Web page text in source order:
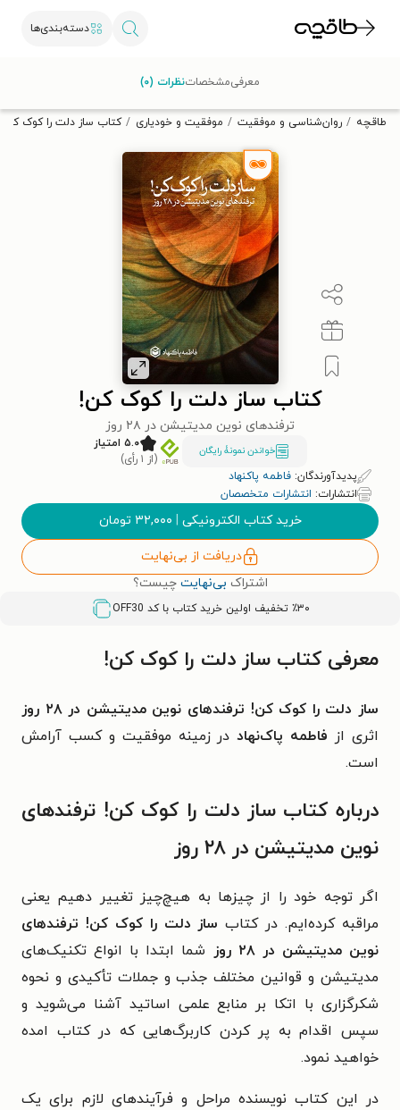
دسته‌بندی‌ها
تخفیف از طاقچه دریافت کن.
طاقچه روان‌شناسی و موفقیت موفقیت و خودیاری کتاب ساز دلت را کوک کن!
کتاب ساز دلت را کوک کن!
ترفندهای نوین مدیتیشن در ۲۸ روز
خواندن نمونۀ رایگان
۵.۰ امتیاز
(از ۱ رأی)
پدیدآورندگان: فاطمه پاکنهاد
انتشارات: انتشارات متخصصان
خرید کتاب الکترونیکی | ۳۲,۰۰۰ تومان
دریافت از بی‌نهایت
اشتراک بی‌نهایت چیست؟
٪۳۰ تخفیف اولین خرید کتاب با کد OFF30
معرفیمشخصاتنظرات (۰)
معرفی کتاب ساز دلت را کوک کن!
ساز دلت را کوک کن! ترفندهای نوین مدیتیشن در ۲۸ روز
اثری از فاطمه پاک‌نهاددر زمینه موفقیت و کسب آرامش
است.
درباره کتاب ساز دلت را کوک کن! ترفندهای
نوین مدیتیشن در ۲۸ روز
اگر توجه خود را از چیزها به هیچ‌چیز تغییر دهیم یعنی
مراقبه کرده‌ایم. در کتابساز دلت را کوک کن! ترفندهای
نوین مدیتیشن در ۲۸ روز
شما ابتدا با انواع تکنیک‌های
مدیتیشن و قوانین مختلف جذب و جملات تأکیدی و نحوه
شکرگزاری با اتکا بر منابع علمی اساتید آشنا می‌شوید و
سپس اقدام به پر کردن کاربرگ‌هایی که در کتاب امده
خواهید نمود.
در این کتاب نویسنده مراحل و فرآیندهای لازم برای یک